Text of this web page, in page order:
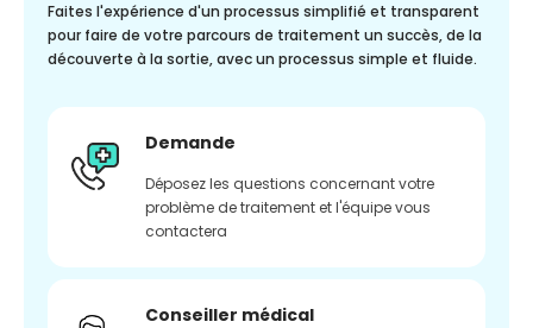
Faites l'expérience d'un processus simplifié et transparent
pour faire de votre parcours de traitement un succès, de la
découverte à la sortie, avec un processus simple et fluide.
Demande
Déposez les questions concernant votre
problème de traitement et l'équipe vous
contactera
Conseiller médical